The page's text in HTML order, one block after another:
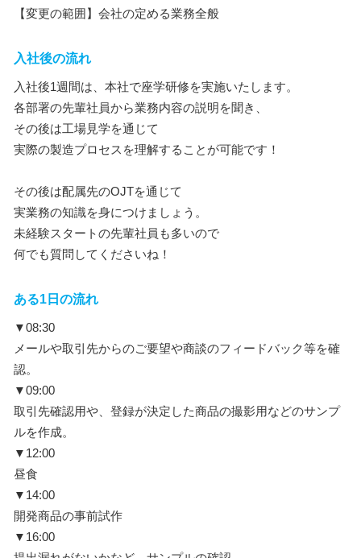
【変更の範囲】会社の定める業務全般
入社後の流れ
入社後1週間は、本社で座学研修を実施いたします。
各部署の先輩社員から業務内容の説明を聞き、
その後は工場見学を通じて
実際の製造プロセスを理解することが可能です！
その後は配属先のOJTを通じて
実業務の知識を身につけましょう。
未経験スタートの先輩社員も多いので
何でも質問してくださいね！
ある1日の流れ
▼08:30
メールや取引先からのご要望や商談のフィードバック等を確
認。
▼09:00
取引先確認用や、登録が決定した商品の撮影用などのサンプ
ルを作成。
▼12:00
昼食
▼14:00
開発商品の事前試作
▼16:00